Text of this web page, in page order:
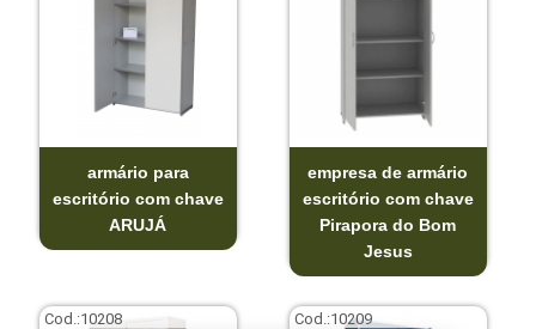
armário para
escritório com chave
ARUJÁ
empresa de armário
escritório com chave
Pirapora do Bom
Jesus
Cod.:10208 Cod.:10209